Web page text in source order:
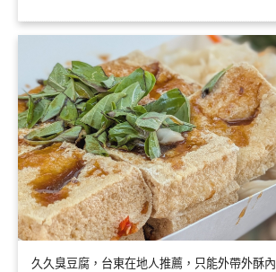
久久臭豆腐，台東在地人推薦，只能外帶外酥